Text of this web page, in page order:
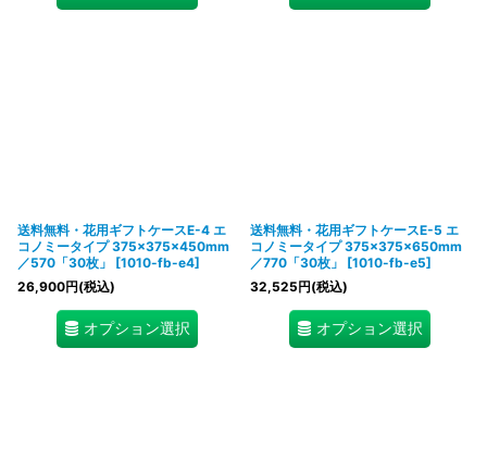
送料無料・花用ギフトケースE-4 エ
コノミータイプ 375×375×450mm
／570「30枚」
[1010-fb-e4]
26,900円(税込)
オプション選択
送料無料・花用ギフトケースE-5 エ
コノミータイプ 375×375×650mm
／770「30枚」
[1010-fb-e5]
32,525円(税込)
オプション選択